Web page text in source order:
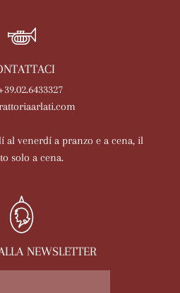
al venerdí a pranzo e a cena, il
solo a cena.
NEWSLETTER